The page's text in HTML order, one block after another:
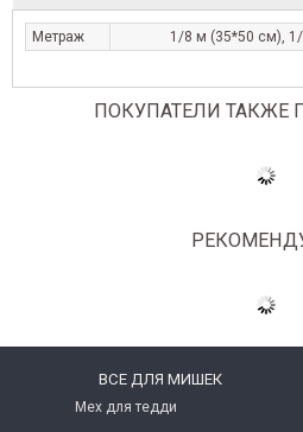
Метраж 1/8 м (35*50 см),
ПОКУПАТЕЛИ ТАКЖЕ
ВСЕ ДЛЯ МИШЕК
Мех для тедди